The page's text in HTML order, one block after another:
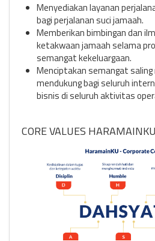
Menyediakan layanan
bagi perjalanan suci jamaah.
Memberikan bimbingan dan
ketakwaan jamaah selama
semangat kekeluargaan.
Menciptakan semangat
mendukung bagi seluruh
bisnis di seluruh aktivitas
CORE VALUES HARAMAINKU